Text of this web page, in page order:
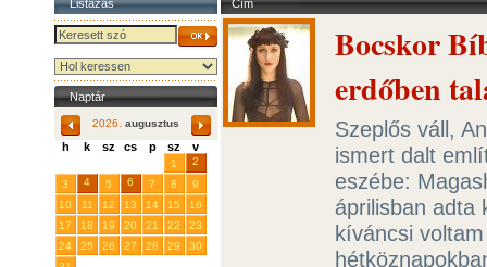
Listázás
Naptár
2026. augusztus
h k sz cs p sz v
1
2
3
4 5 6 7 8
9
10
11 12 13 14 15
16
17
18 19 20 21 22
23
24
25 26 27 28 29
30
Cím
Bocskor
erdőben
Szeplős váll,
ismert dalt
eszébe:
áprilisban adta
kíváncsi